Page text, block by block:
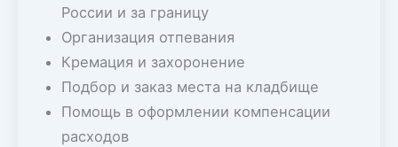
России и за границу
Организация отпевания
Кремация и захоронение
Подбор и заказ места на кладбище
Помощь в оформлении компенсации
расходов